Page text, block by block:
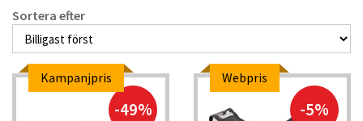
Sortera efter
Kampanjpris
-49%
Webpris
-5%